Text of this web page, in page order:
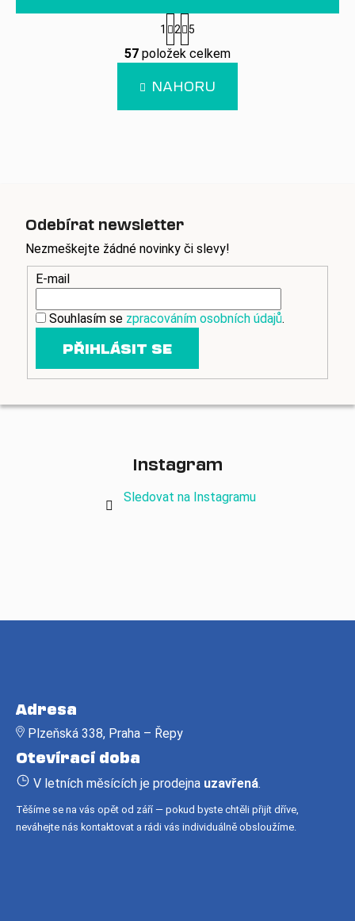
O
v
l
d
v
k
y
v
ý
p
i
S
t
r
á
n
k
o
1 2 5
57 položek celkem
NAHORU
Odebírat newsletter
Nezmeškejte žádné novinky či slevy!
E-mail
Souhlasím se zpracováním osobních údajů.
PŘIHLÁSIT SE
Instagram
Sledovat na Instagramu
Adresa
Plzeňská 338, Praha – Řepy
Otevírací doba
V letních měsících je prodejna uzavřená.
Těšíme se na vás opět od září — pokud byste chtěli přijít dříve,
neváhejte nás kontaktovat a rádi vás individuálně obsloužíme.